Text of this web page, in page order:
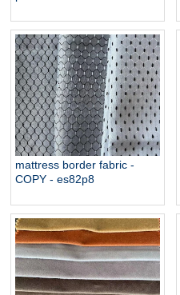
mattress border fabric -
COPY - es82p8